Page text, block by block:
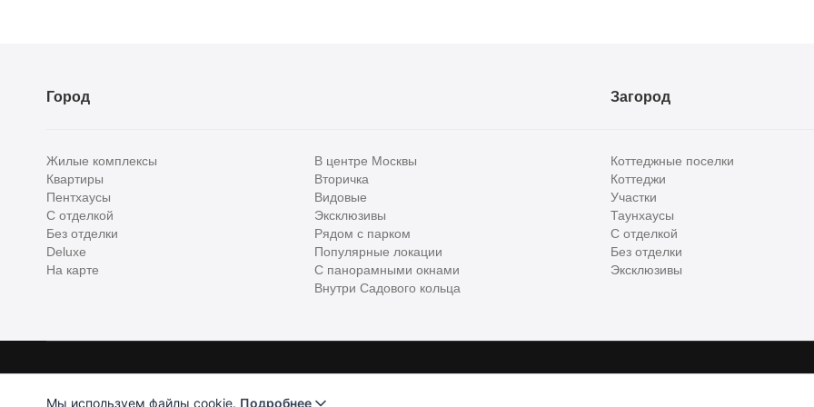
Город
Жилые комплексы
Квартиры
Пентхаусы
С отделкой
Без отделки
Deluxe
На карте
В центре Москвы
Вторичка
Видовые
Эксклюзивы
Рядом с парком
Популярные локации
С панорамными окнами
Внутри Садового кольца
Загород
Коттеджные поселки
Коттеджи
Участки
Таунхаусы
С отделкой
Без отделки
Эксклюзивы
Хантер. Оплачивая услуги, вы принимаете
Лицензионное соглашение
Мы используем файлы cookie. Подробнее